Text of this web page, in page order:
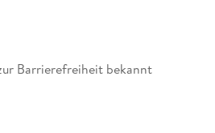
Barrierefreiheit bekannt